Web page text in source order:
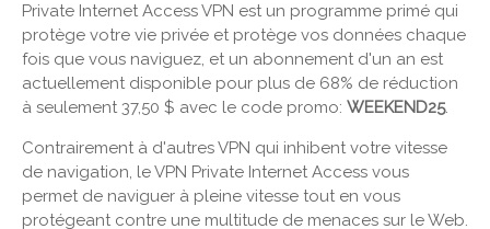
Private Internet Access VPN est un programme primé qui
protège votre vie privée et protège vos données chaque
fois que vous naviguez, et un abonnement d'un an est
actuellement disponible pour plus de 68% de réduction
à seulement 37,50 $ avec le code promo: WEEKEND25.
Contrairement à d'autres VPN qui inhibent votre vitesse
de navigation, le VPN Private Internet Access vous
permet de naviguer à pleine vitesse tout en vous
protégeant contre une multitude de menaces sur le Web.